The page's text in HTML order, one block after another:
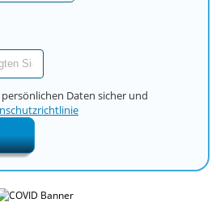
Daten sicher und